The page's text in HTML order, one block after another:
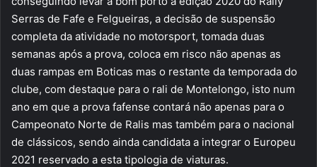
Serras de Fafe e Felgueiras, a decisão de suspensão
completa da atividade no motorsport, tomada duas
semanas após a prova, coloca em risco não apenas as
duas rampas em Boticas mas o restante da temporada do
clube, com destaque para o rali de Montelongo, isto num
ano em que a prova fafense contará não apenas para o
Campeonato Norte de Ralis mas também para o nacional
de clássicos, sendo ainda candidata a integrar o Europeu
2021 reservado a esta tipologia de viaturas.